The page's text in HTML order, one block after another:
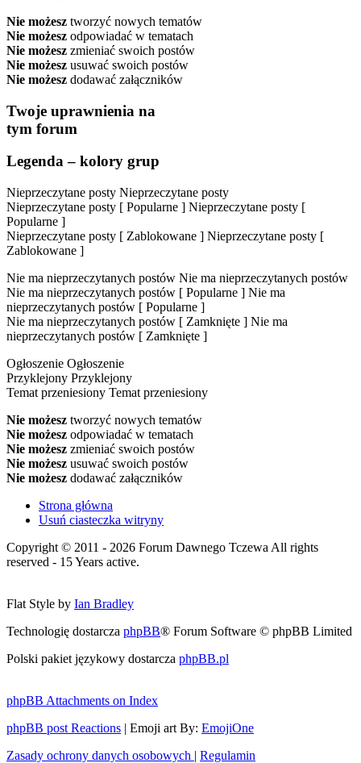
Nie możesz tworzyć nowych tematów
Nie możesz odpowiadać w tematach
Nie możesz zmieniać swoich postów
Nie możesz usuwać swoich postów
Nie możesz dodawać załączników
Twoje uprawnienia na
tym forum
Legenda – kolory grup
Nieprzeczytane posty Nieprzeczytane posty
Nieprzeczytane posty [ Popularne ] Nieprzeczytane posty [
Popularne ]
Nieprzeczytane posty [ Zablokowane ] Nieprzeczytane posty [
Zablokowane ]
Nie ma nieprzeczytanych postów Nie ma nieprzeczytanych postów
Nie ma nieprzeczytanych postów [ Popularne ] Nie ma
nieprzeczytanych postów [ Popularne ]
Nie ma nieprzeczytanych postów [ Zamknięte ] Nie ma
nieprzeczytanych postów [ Zamknięte ]
Ogłoszenie Ogłoszenie
Przyklejony Przyklejony
Temat przeniesiony Temat przeniesiony
Nie możesz tworzyć nowych tematów
Nie możesz odpowiadać w tematach
Nie możesz zmieniać swoich postów
Nie możesz usuwać swoich postów
Nie możesz dodawać załączników
Strona główna
Usuń ciasteczka witryny
Copyright © 2011 - 2026 Forum Dawnego Tczewa All rights
reserved - 15 Years active.
Flat Style by Ian Bradley
Technologię dostarcza phpBB® Forum Software © phpBB Limited
Polski pakiet językowy dostarcza phpBB.pl
phpBB Attachments on Index
phpBB post Reactions | Emoji art By: EmojiOne
Zasady ochrony danych osobowych | Regulamin